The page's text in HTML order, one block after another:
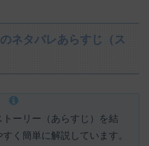
ネタバレあらすじ（ス
ーリー（あらすじ）を結
く簡単に解説しています。